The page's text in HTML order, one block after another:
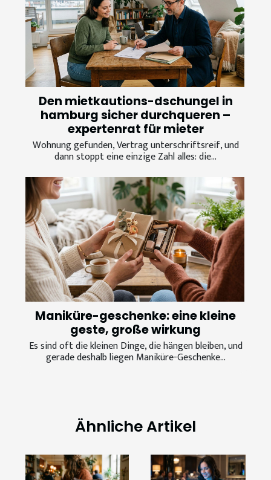
Den mietkautions-dschungel in
hamburg sicher durchqueren –
expertenrat für mieter
Wohnung gefunden, Vertrag unterschriftsreif, und
dann stoppt eine einzige Zahl alles: die...
Maniküre-geschenke: eine kleine
geste, große wirkung
Es sind oft die kleinen Dinge, die hängen bleiben, und
gerade deshalb liegen Maniküre-Geschenke...
Ähnliche Artikel